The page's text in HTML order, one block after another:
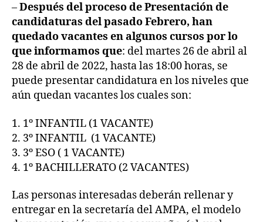
–Después del proceso de Presentación de
candidaturas del pasado Febrero, han
quedado vacantes en algunos cursos por lo
que informamos que: del martes 26 de abril al
28 de abril de 2022, hasta las 18:00 horas, se
puede presentar candidatura en los niveles que
aún quedan vacantes los cuales son:
1. 1º INFANTIL (1 VACANTE)
2. 3º INFANTIL (1 VACANTE)
3. 3º ESO ( 1 VACANTE)
4. 1º BACHILLERATO (2 VACANTES)
Las personas interesadas deberán rellenar y
entregar en la secretaría del AMPA, el modelo